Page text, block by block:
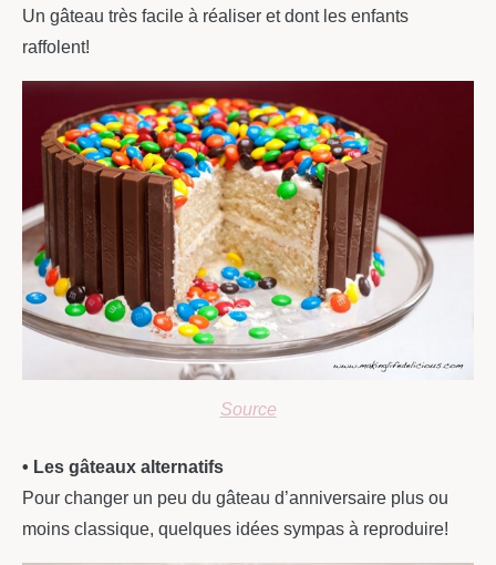
Un gâteau très facile à réaliser et dont les enfants
raffolent!
Source
• Les gâteaux alternatifs
Pour changer un peu du gâteau d’anniversaire plus ou
moins classique, quelques idées sympas à reproduire!